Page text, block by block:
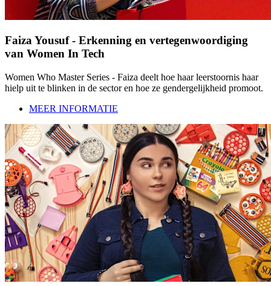
Faiza Yousuf - Erkenning en vertegenwoordiging
van Women In Tech
Women Who Master Series - Faiza deelt hoe haar leerstoornis haar
hielp uit te blinken in de sector en hoe ze gendergelijkheid promoot.
MEER INFORMATIE